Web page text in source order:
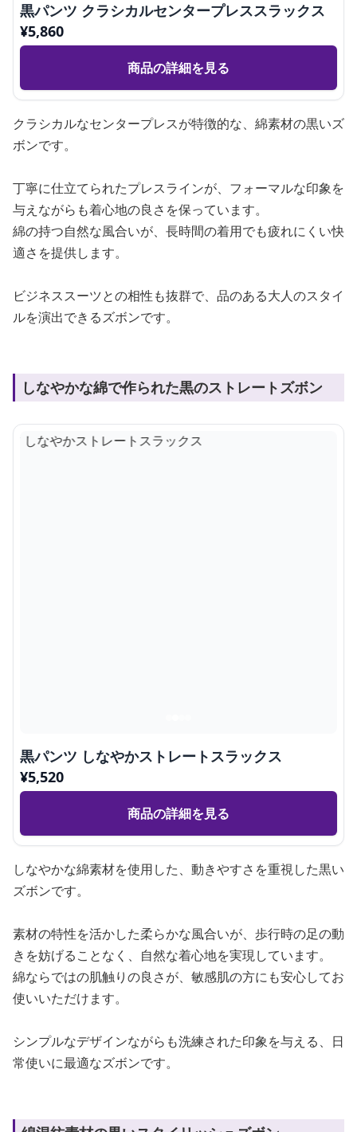
黒パンツ クラシカルセンタープレススラックス
¥5,860
商品の詳細を見る
クラシカルなセンタープレスが特徴的な、綿素材の黒いズ
ボンです。
丁寧に仕立てられたプレスラインが、フォーマルな印象を
与えながらも着心地の良さを保っています。
綿の持つ自然な風合いが、長時間の着用でも疲れにくい快
適さを提供します。
ビジネススーツとの相性も抜群で、品のある大人のスタイ
ルを演出できるズボンです。
しなやかな綿で作られた黒のストレートズボン
黒パンツ しなやかストレートスラックス
¥5,520
商品の詳細を見る
しなやかな綿素材を使用した、動きやすさを重視した黒い
ズボンです。
素材の特性を活かした柔らかな風合いが、歩行時の足の動
きを妨げることなく、自然な着心地を実現しています。
綿ならではの肌触りの良さが、敏感肌の方にも安心してお
使いいただけます。
シンプルなデザインながらも洗練された印象を与える、日
常使いに最適なズボンです。